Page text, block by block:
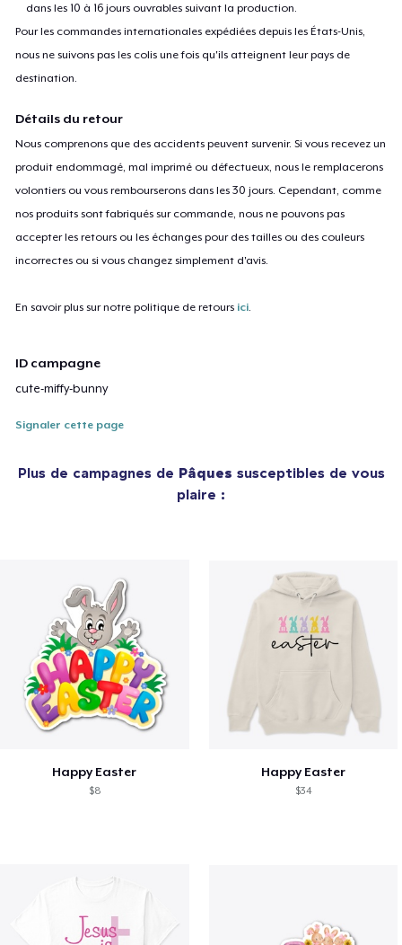
dans les 10 à 16 jours ouvrables suivant la production.
Pour les commandes internationales expédiées depuis les États-Unis,
nous ne suivons pas les colis une fois qu'ils atteignent leur pays de
destination.
Détails du retour
Nous comprenons que des accidents peuvent survenir. Si vous recevez un
produit endommagé, mal imprimé ou défectueux, nous le remplacerons
volontiers ou vous rembourserons dans les 30 jours. Cependant, comme
nos produits sont fabriqués sur commande, nous ne pouvons pas
accepter les retours ou les échanges pour des tailles ou des couleurs
incorrectes ou si vous changez simplement d'avis.
En savoir plus sur notre politique de retours ici
ID campagne
cute-miffy-bunny
Signaler cette page
Plus de campagnes de Pâques susceptibles de vous
plaire :
Happy Easter
$8
Happy Easter
$34